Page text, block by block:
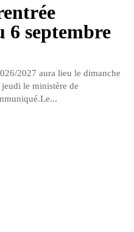
6 septembre
2027 aura lieu le dimanche
le ministère de